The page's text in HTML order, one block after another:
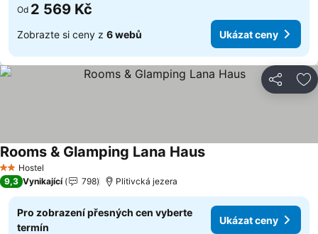
Od 2 569 Kč
Zobrazte si ceny z 6 webů Ukázat ceny
Sdílet
2 Počet hvězdiček
Hostel
Rooms & Glamping Lana Haus
9,3 Vynikající 798 Plitivcká jezera
Pro zobrazení přesných cen vyberte
termín
Ukázat ceny